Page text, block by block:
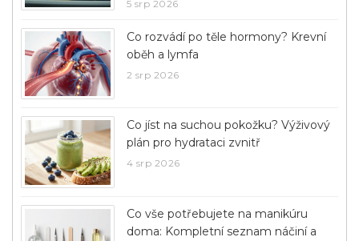
5 srp 2026
Co rozvádí po těle hormony? Krevní
oběh a lymfa
2 srp 2026
Co jíst na suchou pokožku? Výživový
plán pro hydrataci zvnitř
4 srp 2026
Co vše potřebujete na manikúru
doma: Kompletní seznam náčiní a